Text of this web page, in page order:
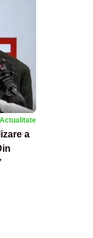
Actualitate
a